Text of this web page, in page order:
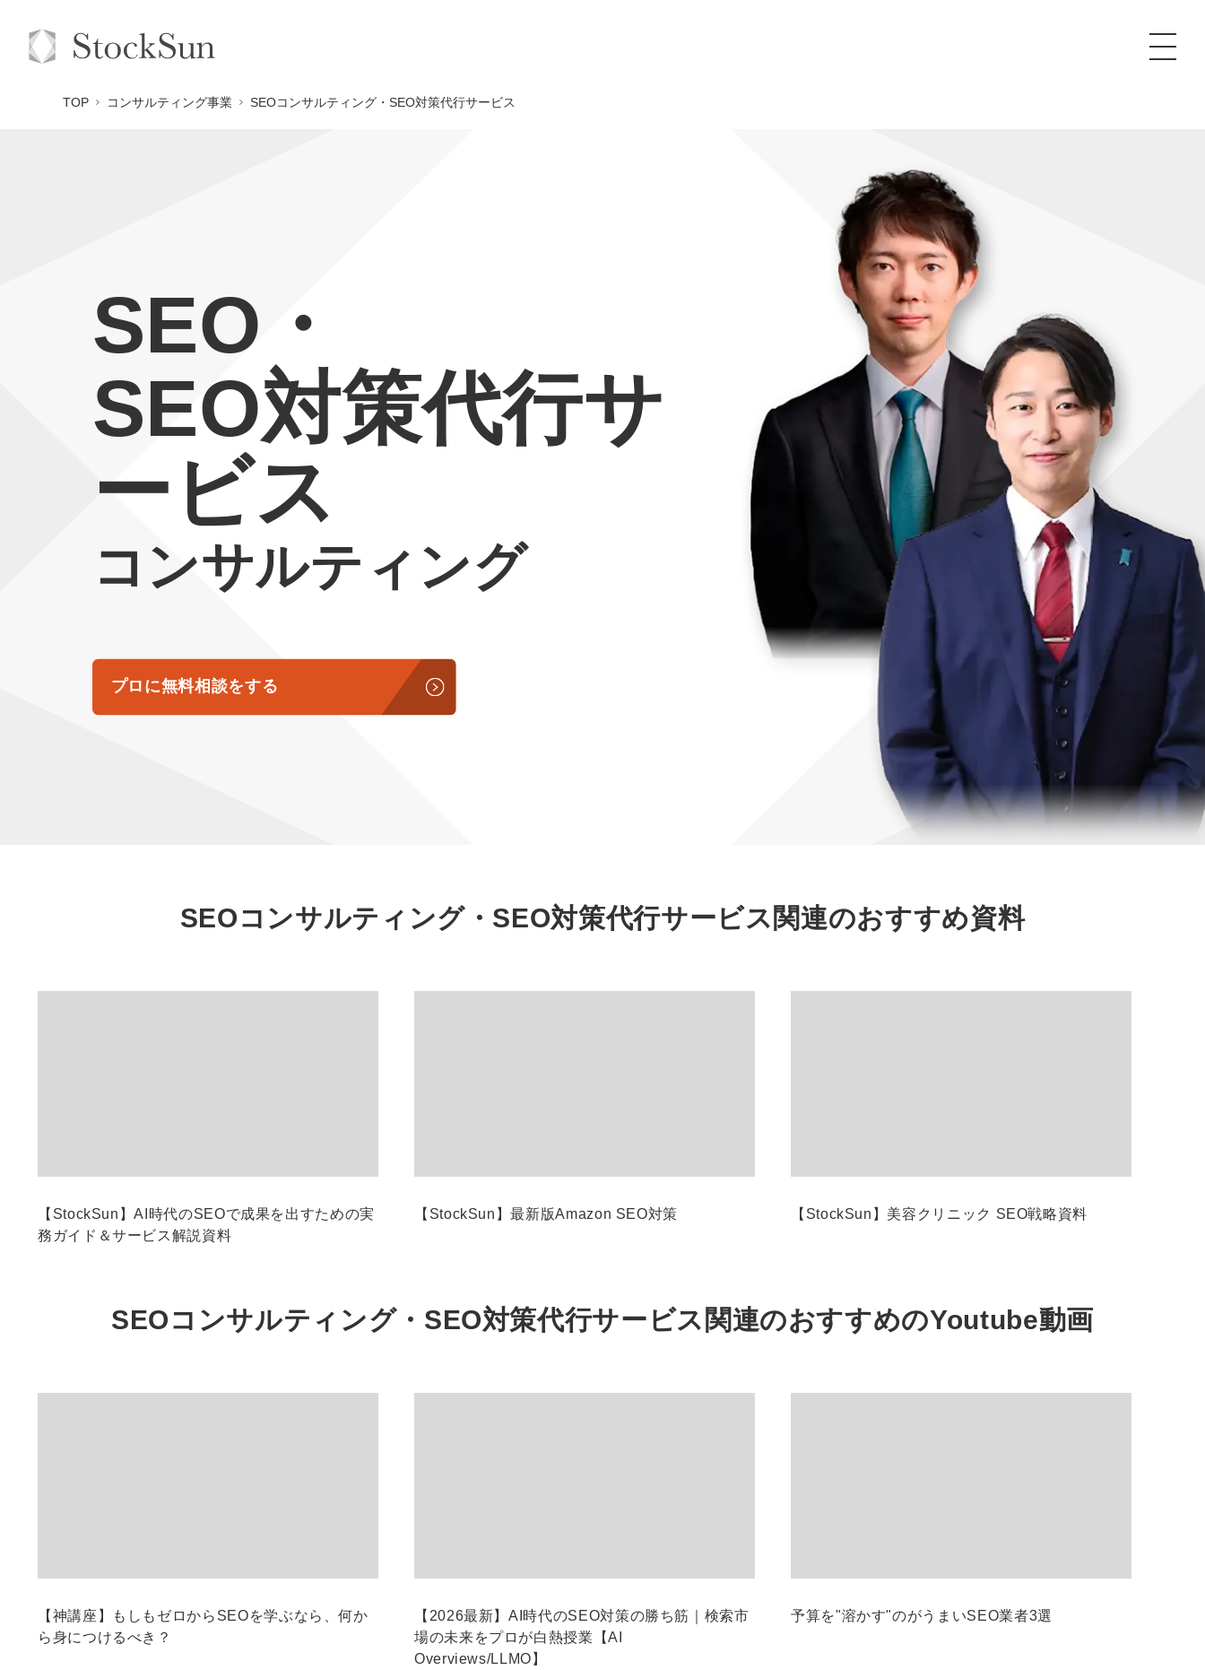
コンサルタント一覧
品質ガイドライン
社内コンペ
定額制Webマーケティング代行『マキトルくん』
定額制営業代行『カリトルくん』
定額制採用代行・RPO『トルトルくん』
営業改善特化の動画制作『動画でカリトルくん』
定額LINE運用代行『LINEマキトルくん』
格安でAI導入支援『あいのりAI』
拡散付1日密着動画制作『まるごと社長』
1本無料で記事を制作『SEOトライアル』
定額制LP制作・改善『最強LP』
採用YouTubeチャンネル構築『トリトル』
料金表 広告運用
YouTubeディレクター
代表メッセージ（岩野圭佑）
取締役メッセージ（株本祐己）
業務委託
動画ディレクター
常勤監査役
募集要項一覧
TOP コンサルティング事業 SEOコンサルティング・SEO対策代行サービス
SEO・
SEO対策代行サ
ービス
コンサルティング
プロに無料相談をする
SEOコンサルティング・SEO対策代行サービス 関連のおすすめ資料
【StockSun】AI時代のSEOで成果を出すための実
務ガイド＆サービス解説資料
【StockSun】最新版Amazon SEO対策 【StockSun】美容クリニック SEO戦略資料
SEOコンサルティング・SEO対策代行サービス関連のおすすめのYoutube動画
【神講座】もしもゼロからSEOを学ぶなら、何か
ら身につけるべき？
【2026最新】AI時代のSEO対策の勝ち筋｜検索市
場の未来をプロが白熱授業【AI
Overviews/LLMO】
予算を"溶かす"のがうまいSEO業者3選